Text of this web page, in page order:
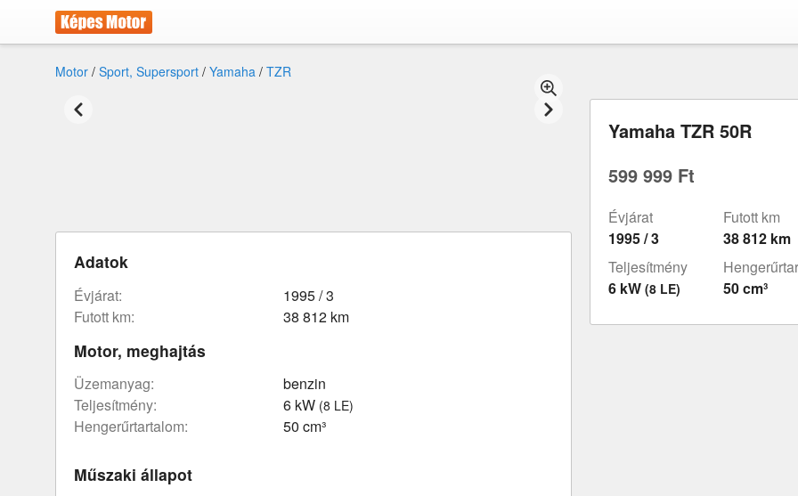
Motor / Sport, Supersport / Yamaha / TZR
Yamaha TZR 50R
599 999 Ft
Évjárat
1995 / 3
Futott km
38 812 km
Teljesítmény
6 kW (8 LE)
50 cm³
Adatok
évjárat:
1995 / 3
futott km:
38 812 km
Motor, meghajtás
üzemanyag:
benzin
teljesítmény:
6 kW (8 LE)
hengerűrtartalom: 50 cm³
Műszaki állapot